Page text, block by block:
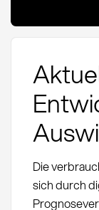
Die
sich durch